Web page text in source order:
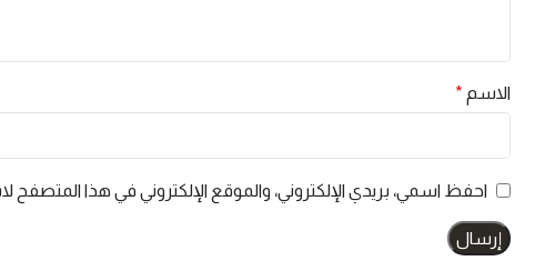
الاسم *
احفظ اسمي، بريدي الإلكتروني، والموقع الإلكتروني في هذا المتصفح